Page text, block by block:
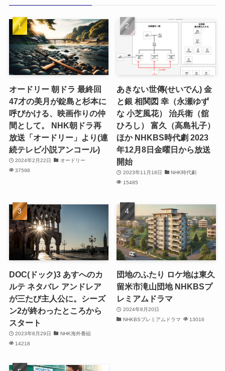
オードリー 朝ドラ 最終回
47才の美月が錠島と杉本に
呼びかける、映画作りの仲
間として。 NHK朝ドラ再
放送「オードリー」より(連
続テレビ小説アンコール)
2024年2月22日
オードリー
37598
あきない世傳(せいでん) 金
と銀 相関図 幸（永瀬ゆず
な 小芝風花） 治兵衛（舘
ひろし） 富久（高島礼子）
ほか NHKBS時代劇 2023
年12月8日金曜日から放送
開始
2023年11月18日
NHK時代劇
15485
DOC(ドック)3 あすへのカ
ルテ ネタバレ アンドレア
が三たび主人公に。シーズ
ン2が終わったところから
スタート
2023年8月29日
NHK海外番組
14218
団地のふたり ロケ地は東久
留米市滝山団地 NHKBSプ
レミアムドラマ
2024年8月20日
NHKBSプレミアムドラマ
13016